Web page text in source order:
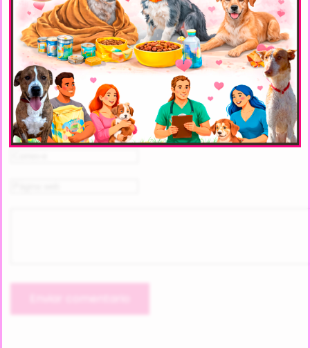
< AnteriorSiguiente >
DEJA UN COMENTARIO
Estás comentando como invitado.